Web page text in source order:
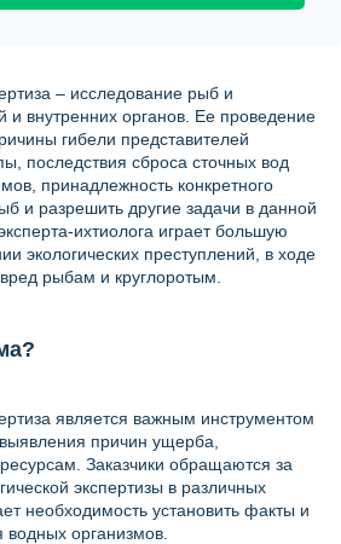
– исследование рыб и
и внутренних органов. Ее проведение
гибели представителей
последствия сброса сточных вод
принадлежность конкретного
и разрешить другие задачи в данной
ихтиолога играет большую
экологических преступлений, в ходе
рыбам и круглоротым.
является важным инструментом
причин ущерба,
Заказчики обращаются за
экспертизы в различных
необходимость установить факты и
организмов.